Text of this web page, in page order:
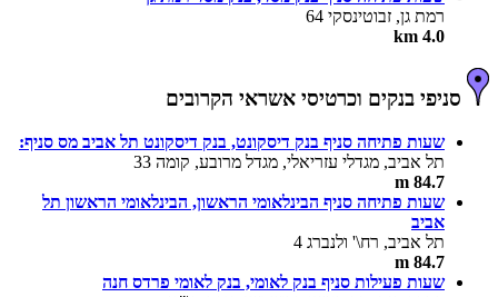
רמת גן, זבוטינסקי 64
4.0 km
סניפי בנקים וכרטיסי אשראי הקרובים
שעות פתיחה סניף בנק דיסקונט, בנק דיסקונט תל אביב מס סניף:
תל אביב, מגדלי עזריאלי, מגדל מרובע, קומה 33
84.7 m
שעות פתיחה סניף הבינלאומי הראשון, הבינלאומי הראשון תל
אביב
תל אביב, רח\' ולנברג 4
84.7 m
שעות פעילות סניף בנק לאומי, בנק לאומי פרדס חנה